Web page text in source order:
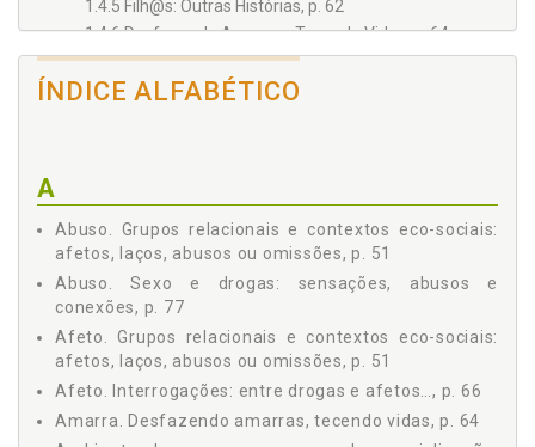
1.4.5 Filh@s: Outras Histórias, p. 62
1.4.6 Desfazendo Amarras, Tecendo Vidas, p. 64
1.4.7 Bairros e Convivências, p. 65
1.4.8 Interrogações: Entre Drogas e Afetos, p. 66
"MARGENS" POR E COM AS DROGAS, p. 71
p. 77
2.2 CORPOS: TERRITÓRIOS DE CONFLITO, DE USO E
EXPERIÊNCIAS, p. 86
3 COMUNIDADES TERAPÊUTICAS: DIREITOS HUMANOS OU
VIOLÊNCIAS INSTITUCIONALIZADAS?, p. 91
3.1 O QUE SÃO COMUNIDADES TERAPÊUTICAS, p. 94
3.1.1 Comunidade Terapêutica: Prestadora de Serviço
Público?, p. 99
ÍNDICE ALFABÉTICO
A
Abuso. Grupos relacionais e contextos eco-sociais:
afetos, laços, abusos ou omissões, p. 51
Abuso. Sexo e drogas: sensações, abusos e
conexões, p. 77
Afeto. Grupos relacionais e contextos eco-sociais:
afetos, laços, abusos ou omissões, p. 51
Afeto. Interrogações: entre drogas e afetos…, p. 66
Amarra. Desfazendo amarras, tecendo vidas, p. 64